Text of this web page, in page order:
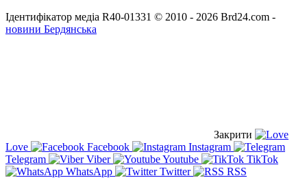
Ідентифікатор медіа R40-01331 © 2010 - 2026 Brd24.com -
новини Бердянська
Закрити
Love
Facebook
Instagram
Telegram
Viber Youtube
TikTok
WhatsApp
Twitter RSS